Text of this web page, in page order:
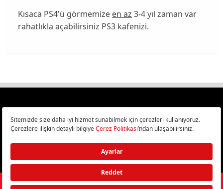
Kısaca PS4'ü görmemize en az 3-4 yıl zaman var
rahatlıkla açabilirsiniz PS3 kafenizi.
Türkiye
Bilişim ve Teknoloji Haberleri CHIP Online’da!